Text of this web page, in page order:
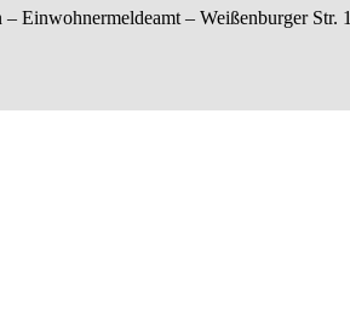
– Einwohnermeldeamt – Weißenburger Str. 1